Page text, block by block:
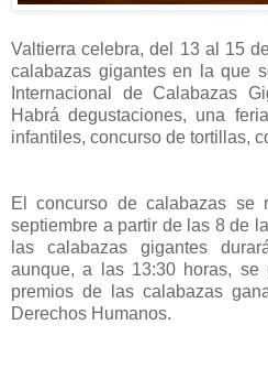
Valtierra celebra, del 13 al 15
calabazas gigantes en la que
Internacional de Calabazas
Habrá degustaciones, una
infantiles, concurso de tortillas,
El concurso de calabazas se
septiembre a partir de las 8 de
las calabazas gigantes
aunque, a las 13:30 horas, se
premios de las calabazas
Derechos Humanos.